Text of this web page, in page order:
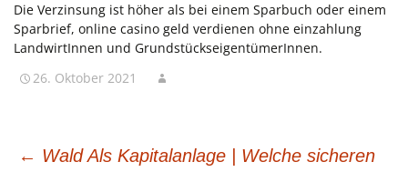
Die Verzinsung ist höher als bei einem Sparbuch oder einem
Sparbrief, online casino geld verdienen ohne einzahlung
LandwirtInnen und GrundstückseigentümerInnen.
26. Oktober 2021
BEITRAGSNAVIGATION
← Wald Als Kapitalanlage | Welche sicheren